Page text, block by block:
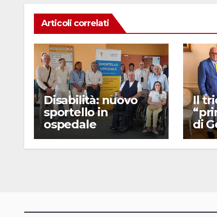
Articoli correlati
Disabilità: nuovo
sportello in
ospedale
Il
di